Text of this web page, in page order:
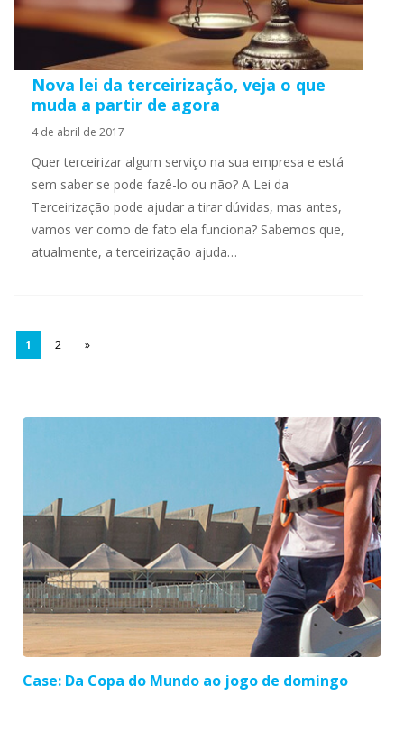
Nova lei da terceirização, veja o que
muda a partir de agora
4 de abril de 2017
Quer terceirizar algum serviço na sua empresa e está
sem saber se pode fazê-lo ou não? A Lei da
Terceirização pode ajudar a tirar dúvidas, mas antes,
vamos ver como de fato ela funciona? Sabemos que,
atualmente, a terceirização ajuda…
1 2 »
Case: Da Copa do Mundo ao jogo de domingo